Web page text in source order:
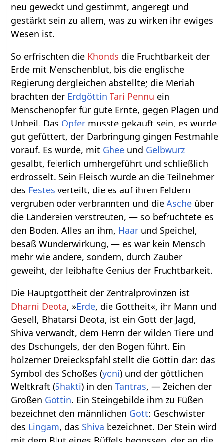
neu geweckt und gestimmt, angeregt und
gestärkt sein zu allem, was zu wirken ihr ewiges
Wesen ist.
So erfrischten die Khonds die Fruchtbarkeit der
Erde mit Menschenblut, bis die englische
Regierung dergleichen abstellte; die Meriah
brachten der Erdgöttin Tari Pennu ein
Menschenopfer für gute Ernte, gegen Plagen und
Unheil. Das Opfer musste gekauft sein, es wurde
gut gefüttert, der Darbringung gingen Festmahle
vorauf. Es wurde, mit Ghee und Gelbwurz
gesalbt, feierlich umhergeführt und schließlich
erdrosselt. Sein Fleisch wurde an die Teilnehmer
des Festes verteilt, die es auf ihren Feldern
vergruben oder verbrannten und dieAsche über
die Ländereien verstreuten, — so befruchtete es
den Boden. Alles an ihm, Haar und Speichel,
besaß Wunderwirkung, — es war kein Mensch
mehr wie andere, sondern, durch Zauber
geweiht, der leibhafte Genius der Fruchtbarkeit.
Die Hauptgottheit der Zentralprovinzen ist
Dharni Deota, »Erde, die Gottheit«, ihr Mann und
Gesell, Bhatarsi Deota, ist ein Gott der Jagd,
Shiva verwandt, dem Herrn der wilden Tiere und
des Dschungels, der den Bogen führt. Ein
hölzerner Dreieckspfahl stellt die Göttin dar: das
Symbol des Schoßes (yoni) und der göttlichen
Weltkraft (Shakti) in denTantras, — Zeichen der
Großen Göttin. Ein Steingebilde ihm zu Füßen
bezeichnet den männlichen Gott: Geschwister
des Lingam, das Shiva bezeichnet. Der Stein wird